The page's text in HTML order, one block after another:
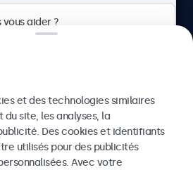
par 5000+ entreprises
Envoyer
et des technologies similaires
site, les analyses, la
Des cookies et identifiants
utilisés pour des publicités
Avec votre